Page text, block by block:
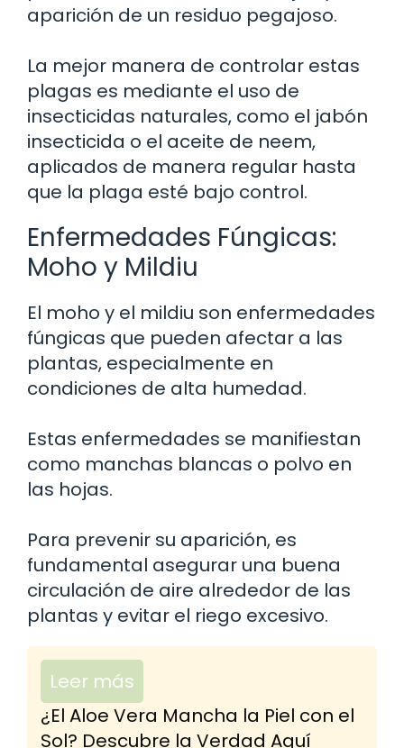
aparición de un residuo pegajoso.
La mejor manera de controlar estas
plagas es mediante el uso de
insecticidas naturales, como el jabón
insecticida o el aceite de neem,
aplicados de manera regular hasta
que la plaga esté bajo control.
Enfermedades Fúngicas:
Moho y Mildiu
El moho y el mildiu son enfermedades
fúngicas que pueden afectar a las
plantas, especialmente en
condiciones de alta humedad.
Estas enfermedades se manifiestan
como manchas blancas o polvo en
las hojas.
Para prevenir su aparición, es
fundamental asegurar una buena
circulación de aire alrededor de las
plantas y evitar el riego excesivo.
Leer más
¿El Aloe Vera Mancha la Piel con el
Sol? Descubre la Verdad Aquí